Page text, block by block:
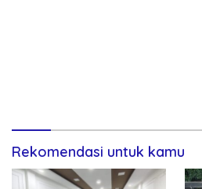
Rekomendasi untuk kamu